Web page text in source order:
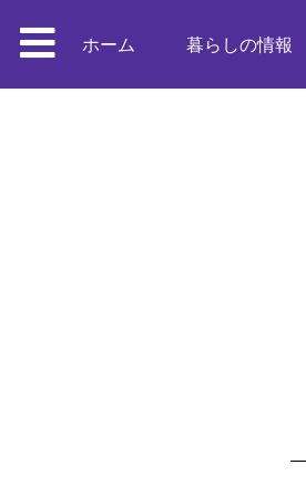
ホーム 暮らしの情報